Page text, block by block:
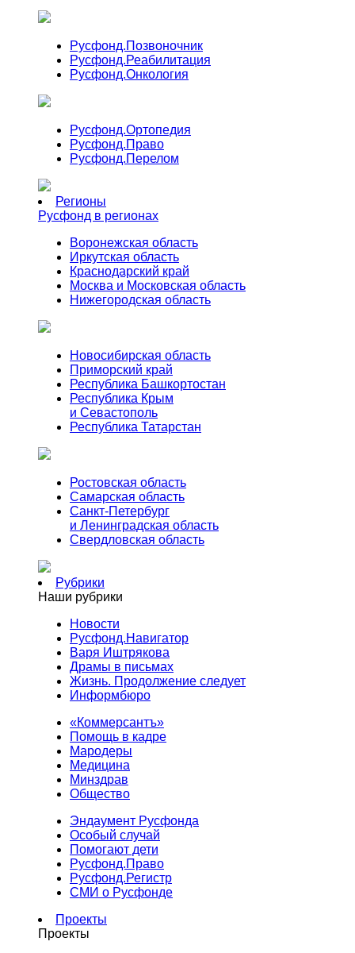
Русфонд.Позвоночник
Русфонд.Реабилитация
Русфонд.Онкология
Русфонд.Ортопедия
Русфонд.Право
Русфонд.Перелом
Регионы
Русфонд в регионах
Воронежская область
Иркутская область
Краснодарский край
Москва и Московская область
Нижегородская область
Новосибирская область
Приморский край
Республика Башкортостан
Республика Крым
и Севастополь
Республика Татарстан
Ростовская область
Самарская область
Санкт-Петербург
и Ленинградская область
Свердловская область
Рубрики
Наши рубрики
Новости
Русфонд.Навигатор
Варя Иштрякова
Драмы в письмах
Жизнь. Продолжение следует
Информбюро
«Коммерсантъ»
Помощь в кадре
Мародеры
Медицина
Минздрав
Общество
Эндаумент Русфонда
Особый случай
Помогают дети
Русфонд.Право
Русфонд.Регистр
СМИ о Русфонде
Проекты
Проекты